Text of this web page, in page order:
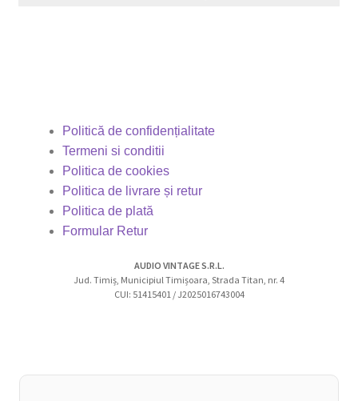
Politică de confidențialitate
Termeni si conditii
Politica de cookies
Politica de livrare și retur
Politica de plată
Formular Retur
AUDIO VINTAGE S.R.L.
Jud. Timiș, Municipiul Timișoara, Strada Titan, nr. 4
CUI: 51415401 / J2025016743004